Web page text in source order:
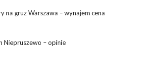
na gruz Warszawa – wynajem cena
Niepruszewo – opinie